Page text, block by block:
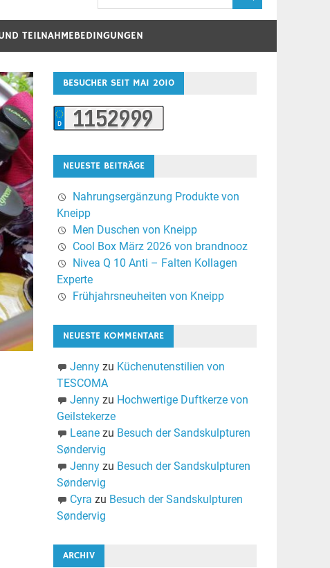
TEILNAHMEBEDINGUNGEN
BESUCHER SEIT MAI 2010
NEUESTE BEITRÄGE
Nahrungsergänzung Produkte von
Kneipp
Men Duschen von Kneipp
Cool Box März 2026 von brandnooz
Nivea Q 10 Anti – Falten Kollagen
Experte
Frühjahrsneuheiten von Kneipp
NEUESTE KOMMENTARE
Jennyzu Küchenutenstilien von
TESCOMA
Jennyzu Hochwertige Duftkerze von
Geilstekerze
Leanezu Besuch der Sandskulpturen
Søndervig
Jennyzu Besuch der Sandskulpturen
Søndervig
Cyra zu Besuch der Sandskulpturen
Søndervig
ARCHIV